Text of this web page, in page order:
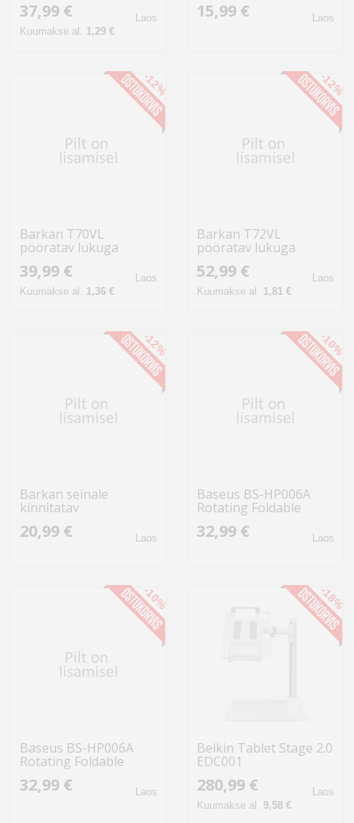
37,99 €
Kuumakse al. 1,29 €
Laos tahvelarvutile
15,99 € Laos
Barkan T70VL
pööratav lukuga
seina-tahvelarvuti
hoidik 7-14"
39,99 €
Kuumakse al. 1,36 €
Laos
-12%
Barkan T72VL
pööratav lukuga
seinakinnitus
tahvelarvutile 7-14"
52,99 €
Kuumakse al. 1,81 €
Laos
-12%
Barkan seinale
kinnitatav
pööratav 7-12"
20,99 € Laos
-12%
Baseus BS-HP006A
Rotating Foldable
Aluminum Tablet
Stand - Gray
32,99 € Laos
-10%
Baseus BS-HP006A
Rotating Foldable
Aluminum Tablet
Stand - Gray
32,99 € Laos
-10%
Belkin Tablet Stage 2.0
EDC001
280,99 €
Kuumakse al. 9,58 €
Laos
-18%